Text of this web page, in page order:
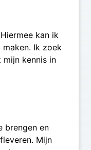
kan ik
Ik zoek
kennis in
brengen en
Mijn